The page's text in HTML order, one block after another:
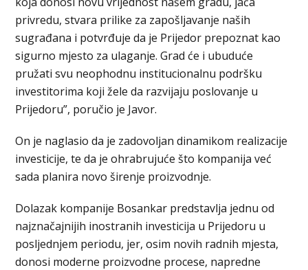
privredu, stvara prilike za zapošljavanje naših
sugrađana i potvrđuje da je Prijedor prepoznat kao
sigurno mjesto za ulaganje. Grad će i ubuduće
pružati svu neophodnu institucionalnu podršku
investitorima koji žele da razvijaju poslovanje u
Prijedoru”, poručio je Javor.
On je naglasio da je zadovoljan dinamikom realizacije
investicije, te da je ohrabrujuće što kompanija već
sada planira novo širenje proizvodnje.
Dolazak kompanije Bosankar predstavlja jednu od
najznačajnijih inostranih investicija u Prijedoru u
posljednjem periodu, jer, osim novih radnih mjesta,
donosi moderne proizvodne procese, napredne